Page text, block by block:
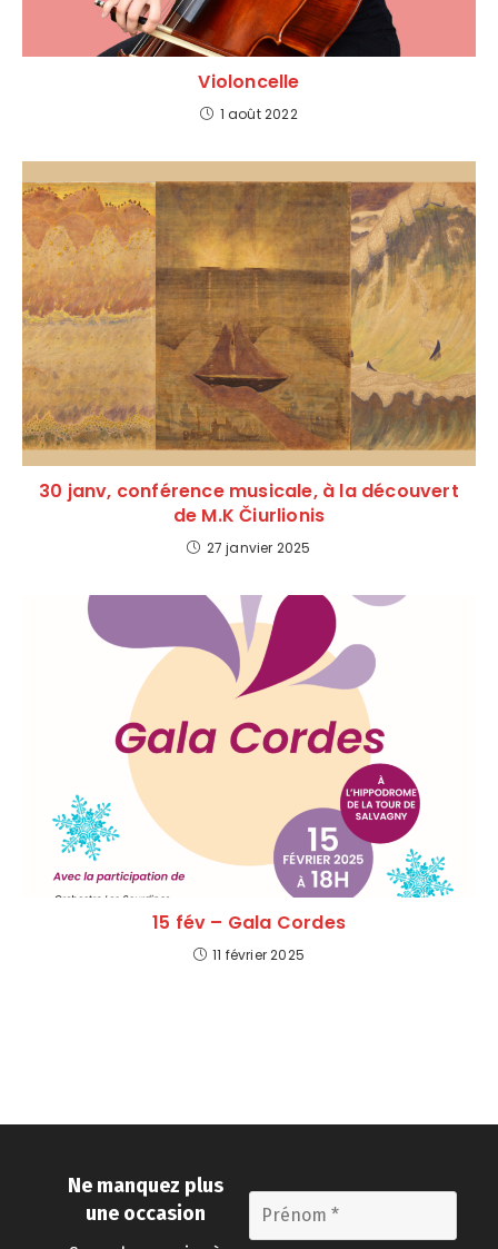
Violoncelle
1 août 2022
30 janv, conférence musicale, à la découvert
de M.K Čiurlionis
27 janvier 2025
15 fév – Gala Cordes
11 février 2025
Ne manquez plus
une occasion